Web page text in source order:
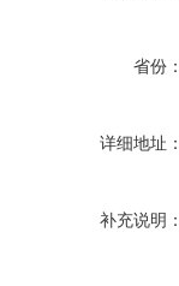
省份
详细地址
补充说明